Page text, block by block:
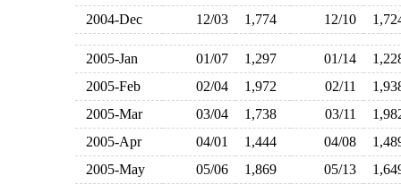
2004-Dec
12/03 1,774 12/10
2005-Jan 01/07 1,297 01/14
2005-Feb
02/04 1,972 02/11
2005-Mar
03/04 1,738 03/11
2005-Apr
04/01 1,444 04/08
2005-May
05/06 1,869 05/13